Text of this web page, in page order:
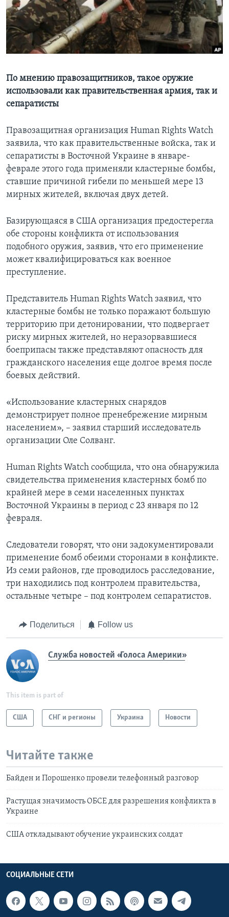
Learning English
СОЦИАЛЬНЫЕ СЕТИ
Языки
По мнению правозащитников, такое оружие
использовали как правительственная армия, так и
сепаратисты
Правозащитная организация Human Rights Watch
заявила, что как правительственные войска, так и
сепаратисты в Восточной Украине в январе-
феврале этого года применяли кластерные бомбы,
ставшие причиной гибели по меньшей мере 13
мирных жителей, включая двух детей.
Базирующаяся в США организация предостерегла
обе стороны конфликта от использования
подобного оружия, заявив, что его применение
может квалифицироваться как военное
преступление.
Представитель Human Rights Watch заявил, что
кластерные бомбы не только поражают большую
территорию при детонировании, что подвергает
риску мирных жителей, но неразорвавшиеся
боеприпасы также представляют опасность для
гражданского населения еще долгое время после
боевых действий.
«Использование кластерных снарядов
демонстрирует полное пренебрежение мирным
населением», – заявил старший исследователь
организации Оле Солванг.
Human Rights Watch сообщила, что она обнаружила
свидетельства применения кластерных бомб по
крайней мере в семи населенных пунктах
Восточной Украины в период с 23 января по 12
февраля.
Следователи говорят, что они задокументировали
применение бомб обеими сторонами в конфликте.
Из семи районов, где проводилось расследование,
три находились под контролем правительства,
остальные четыре – под контролем сепаратистов.
Поделиться Follow us
Служба новостей «Голоса Америки»
This item is part of
США СНГ и регионы Украина Новости
Читайте также
Байден и Порошенко провели телефонный разговор
Растущая значимость ОБСЕ для разрешения конфликта в
Украине
США откладывают обучение украинских солдат
СОЦИАЛЬНЫЕ СЕТИ